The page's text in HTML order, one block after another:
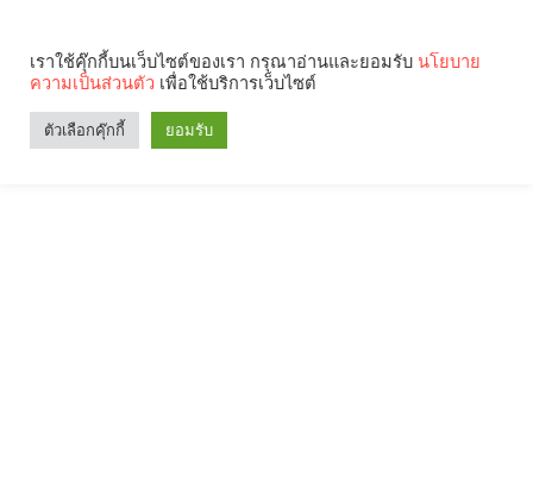
เราใช้คุ๊กกี้บนเว็บไซต์ของเรา กรุณาอ่านและยอมรับ นโยบาย
ความเป็นส่วนตัว เพื่อใช้บริการเว็บไซต์
ตัวเลือกคุ๊กกี้ ยอมรับ